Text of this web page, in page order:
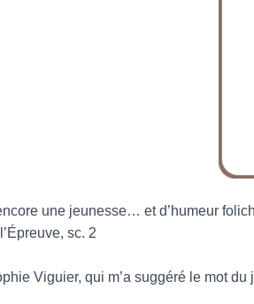
une jeunesse… et d’humeur
sc. 2
Viguier, qui m’a suggéré le mot du